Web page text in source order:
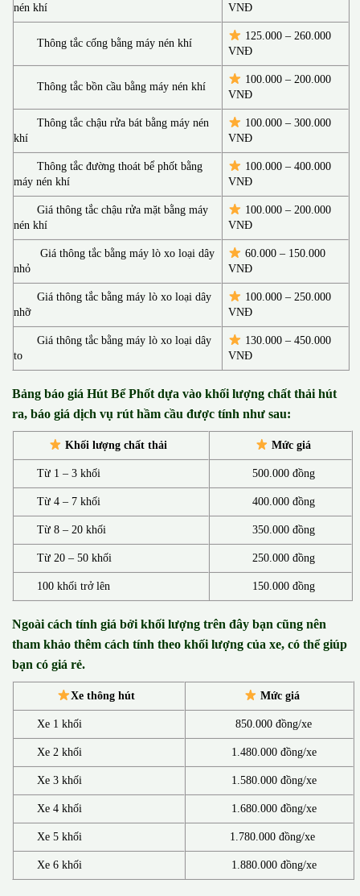
nén khí
VNĐ
Thông tắc cống bằng máy nén khí
125.000 – 260.000
VNĐ
Thông tắc bồn cầu bằng máy nén khí
100.000 – 200.000
VNĐ
Thông tắc chậu rửa bát bằng máy nén
khí
100.000 – 300.000
VNĐ
Thông tắc đường thoát bể phốt bằng
máy nén khí
100.000 – 400.000
VNĐ
Giá thông tắc chậu rửa mặt bằng máy
nén khí
100.000 – 200.000
VNĐ
Giá thông tắc bằng máy lò xo loại dây
nhỏ
60.000 – 150.000
VNĐ
Giá thông tắc bằng máy lò xo loại dây
nhỡ
100.000 – 250.000
VNĐ
Giá thông tắc bằng máy lò xo loại dây
to
130.000 –450.000
VNĐ
Bảng báo giá Hút Bể Phốt dựa vào khối lượng chất thải hút
ra, báo giá dịch vụ rút hầm cầu được tính như sau:
Khối lượng chất thải Mức giá
Từ 1 – 3 khối 500.000 đồng
Từ 4 – 7 khối 400.000 đồng
Từ 8 – 20 khối 350.000 đồng
Từ 20 – 50 khối 250.000 đồng
100 khối trở lên 150.000 đồng
Ngoài cách tính giá bởi khối lượng trên đây bạn cũng nên
tham khảo thêm cách tính theo khối lượng của xe, có thể giúp
bạn có giá rẻ.
Xe thông hút Mức giá
Xe 1 khối 850.000 đồng/xe
Xe 2 khối 1.480.000 đồng/xe
Xe 3 khối 1.580.000 đồng/xe
Xe 4 khối 1.680.000 đồng/xe
Xe 5 khối 1.780.000 đồng/xe
Xe 6 khối 1.880.000 đồng/xe